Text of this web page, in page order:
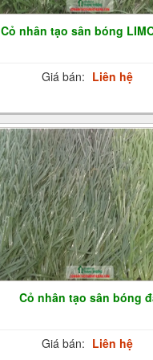
Cỏ nhân tạo sân bóng
Giá bán: Liên hệ
Cỏ nhân tạo sân bóng
Giá bán: Liên hệ